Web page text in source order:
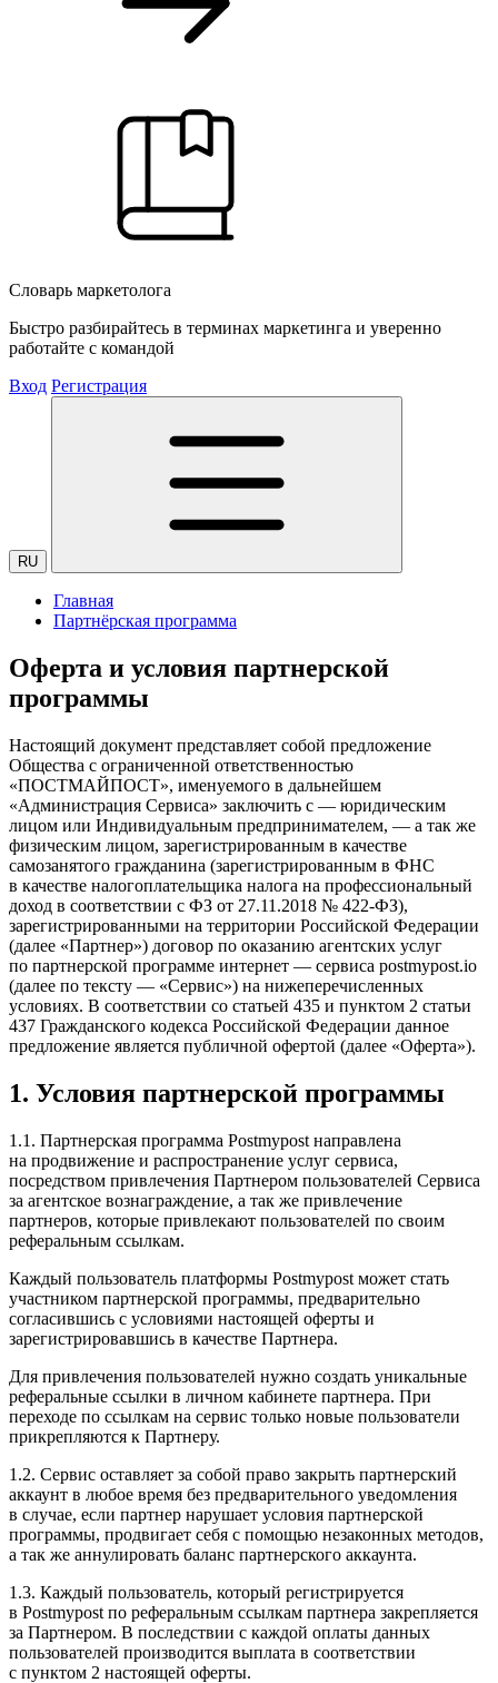
Словарь маркетолога
Быстро разбирайтесь в терминах маркетинга и уверенно
работайте с командой
Вход Регистрация
RU
Главная
Партнёрская программа
Оферта и условия партнерской
программы
Настоящий документ представляет собой предложение
Общества с ограниченной ответственностью
«ПОСТМАЙПОСТ», именуемого в дальнейшем
«Администрация Сервиса» заключить с — юридическим
лицом или Индивидуальным предпринимателем, — а так же
физическим лицом, зарегистрированным в качестве
самозанятого гражданина (зарегистрированным в ФНС
в качестве налогоплательщика налога на профессиональный
доход в соответствии с ФЗ от 27.11.2018 № 422-ФЗ),
зарегистрированными на территории Российской Федерации
(далее «Партнер») договор по оказанию агентских услуг
по партнерской программе интернет — сервиса postmypost.io
(далее по тексту — «Сервис») на нижеперечисленных
условиях. В соответствии со статьей 435 и пунктом 2 статьи
437 Гражданского кодекса Российской Федерации данное
предложение является публичной офертой (далее «Оферта»).
1. Условия партнерской программы
1.1. Партнерская программа Postmypost направлена
на продвижение и распространение услуг сервиса,
посредством привлечения Партнером пользователей Сервиса
за агентское вознаграждение, а так же привлечение
партнеров, которые привлекают пользователей по своим
реферальным ссылкам.
Каждый пользователь платформы Postmypost может стать
участником партнерской программы, предварительно
согласившись с условиями настоящей оферты и
зарегистрировавшись в качестве Партнера.
Для привлечения пользователей нужно создать уникальные
реферальные ссылки в личном кабинете партнера. При
переходе по ссылкам на сервис только новые пользователи
прикрепляются к Партнеру.
1.2. Сервис оставляет за собой право закрыть партнерский
аккаунт в любое время без предварительного уведомления
в случае, если партнер нарушает условия партнерской
программы, продвигает себя с помощью незаконных методов,
а так же аннулировать баланс партнерского аккаунта.
1.3. Каждый пользователь, который регистрируется
в Postmypost по реферальным ссылкам партнера закрепляется
за Партнером. В последствии с каждой оплаты данных
пользователей производится выплата в соответствии
с пунктом 2 настоящей оферты.